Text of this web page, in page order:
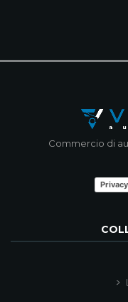
Commercio di